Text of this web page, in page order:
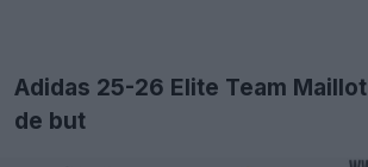
Adidas 25-26 Elite Team
de but